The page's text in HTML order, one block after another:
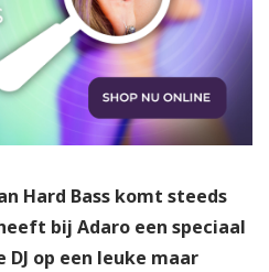
Hard Bass komt steeds
bij Adaro een speciaal
DJ op een leuke maar